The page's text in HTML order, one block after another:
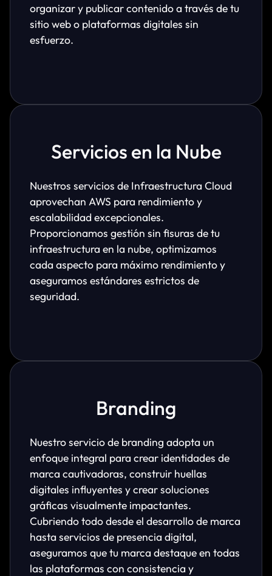
organizar y publicar contenido a través de tu
sitio web o plataformas digitales sin
esfuerzo.
Servicios en la Nube
Nuestros servicios de Infraestructura Cloud
aprovechan AWS para rendimiento y
escalabilidad excepcionales.
Proporcionamos gestión sin fisuras de tu
infraestructura en la nube, optimizamos
cada aspecto para máximo rendimiento y
aseguramos estándares estrictos de
seguridad.
Branding
Nuestro servicio de branding adopta un
enfoque integral para crear identidades de
marca cautivadoras, construir huellas
digitales influyentes y crear soluciones
gráficas visualmente impactantes.
Cubriendo todo desde el desarrollo de marca
hasta servicios de presencia digital,
aseguramos que tu marca destaque en todas
las plataformas con consistencia y